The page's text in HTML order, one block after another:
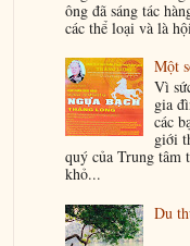
ông đã sáng tác
các thể loại và là
Một
Vì
gia
các
giới
quý của Trung tâm
khỏ...
Du